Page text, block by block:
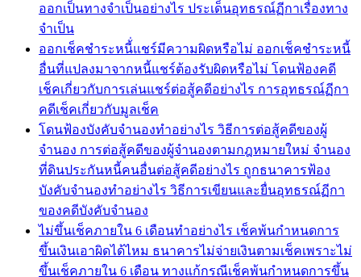
ออกเป็นทางจำเป็นอย่างไร ประเด็นอุทธรณ์ฏีกาเรื่องทาง
จำเป็น
ออกเช็คชำระหนี้่แชร์มีความผิดหรือไม่ ออกเช็คชำระหนี้
อื่นที่แปลงมาจากหนี้แชร์ต้องรับผิดหรือไม่ โดนฟ้องคดี
เช็คเกี่ยวกับการเล่นแชร์ต่อสู้คดีอย่างไร การอุทธรณ์ฏีกา
คดีเช็คเกี่ยวกับมูลเช็ค
โดนฟ้องบังคับจำนองทำอย่างไร วิธีการต่อสู้คดีของผู้
จำนอง การต่อสู้คดีของผู้จำนองตามกฎหมายใหม่ จำนอง
ที่ดินประกันหนี้คนอื่นต่อสู้คดีอย่างไร ถูกธนาคารฟ้อง
บังคับจำนองทำอย่างไร วิธีการเขียนและยื่นอุทธรณ์ฏีกา
ของคดีบังคับจำนอง
ไม่ขึ้นเช็คภายใน 6 เดือนทำอย่างไร เช็คพ้นกำหนดการ
ขึ้นเงินเอาผิดได้ไหม ธนาคารไม่จ่ายเงินตามเช็คเพราะไม่
ขึ้นเช็คภายใน 6 เดือน ทางแก้กรณีเช็คพ้นกำหนดการขึ้น